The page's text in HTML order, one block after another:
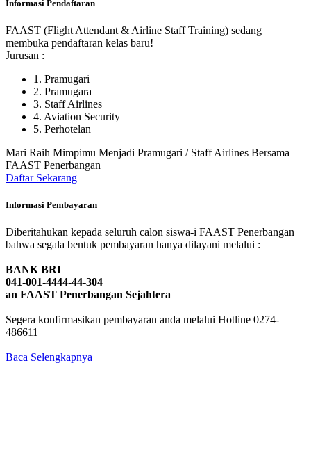
Informasi Pendaftaran
FAAST (Flight Attendant & Airline Staff Training) sedang
membuka pendaftaran kelas baru!
Jurusan :
1. Pramugari
2. Pramugara
3. Staff Airlines
4. Aviation Security
5. Perhotelan
Mari Raih Mimpimu Menjadi Pramugari / Staff Airlines Bersama
FAAST Penerbangan
Daftar Sekarang
Informasi Pembayaran
Diberitahukan kepada seluruh calon siswa-i FAAST Penerbangan
bahwa segala bentuk pembayaran hanya dilayani melalui :
BANK BRI
041-001-4444-44-304
an FAAST Penerbangan Sejahtera
Segera konfirmasikan pembayaran anda melalui Hotline 0274-
486611
Baca Selengkapnya